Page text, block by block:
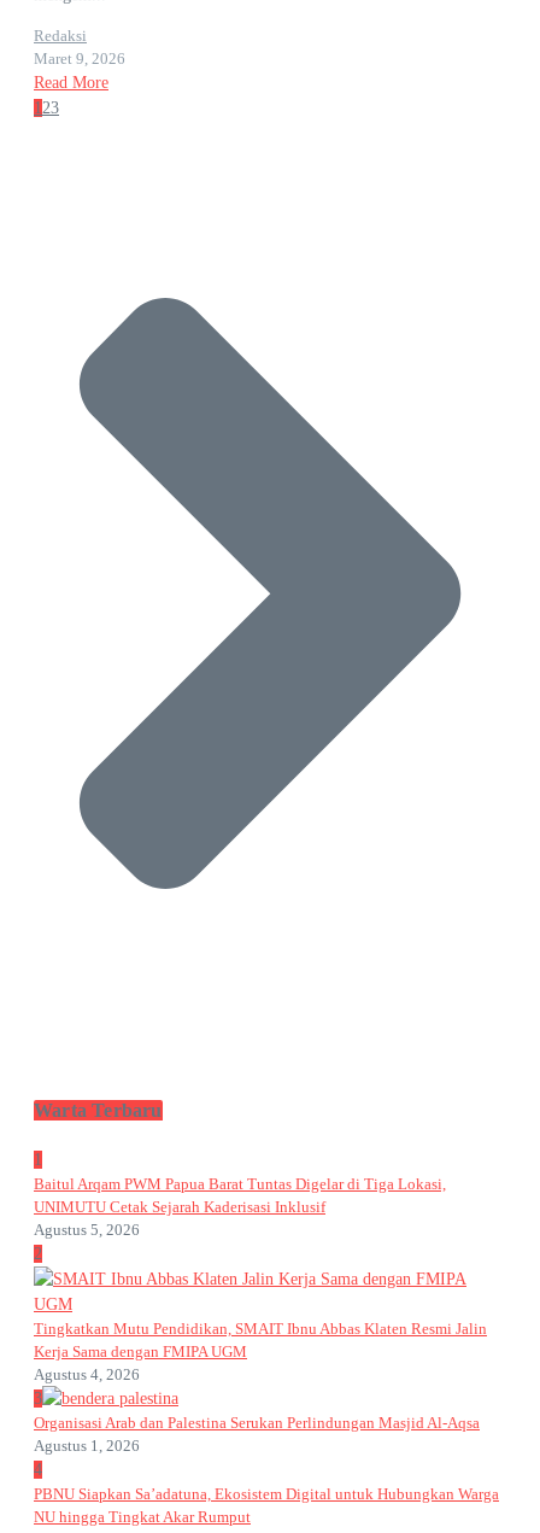
Redaksi
Maret 9, 2026
Read More
1 23
Warta Terbaru
1
Baitul Arqam PWM Papua Barat Tuntas Digelar di Tiga Lokasi,
UNIMUTU Cetak Sejarah Kaderisasi Inklusif
Agustus 5, 2026
2
Tingkatkan Mutu Pendidikan, SMAIT Ibnu Abbas Klaten Resmi Jalin
Kerja Sama dengan FMIPA UGM
Agustus 4, 2026
3
Organisasi Arab dan Palestina Serukan Perlindungan Masjid Al-Aqsa
Agustus 1, 2026
4
PBNU Siapkan Sa’adatuna, Ekosistem Digital untuk Hubungkan Warga
NU hingga Tingkat Akar Rumput